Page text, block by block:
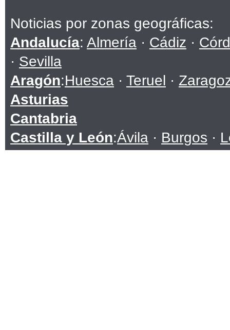
Noticias por zonas geográficas:
Andalucía: Almería · Cádiz ·
· Sevilla
Aragón:Huesca · Teruel ·
Asturias
Cantabria
Castilla y León:Ávila · Burgos ·